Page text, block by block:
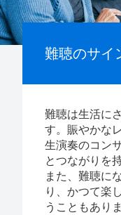
難聴のサイ
難聴は生活に
す。賑やかな
生演奏のコン
とつながりを
また、難聴に
り、かつて楽
うこともあり